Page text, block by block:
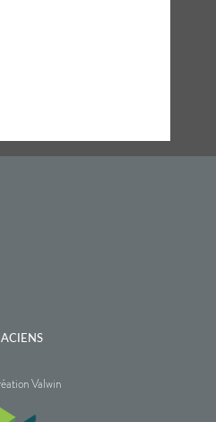
Valwin